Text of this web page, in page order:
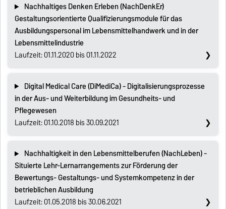
Nachhaltiges Denken Erleben (NachDenkEr)
Gestaltungsorientierte Qualifizierungsmodule für das
Ausbildungspersonal im Lebensmittelhandwerk und in der
Lebensmittelindustrie
Laufzeit: 01.11.2020 bis 01.11.2022
Digital Medical Care (DiMediCa) - Digitalisierungsprozesse
in der Aus- und Weiterbildung im Gesundheits- und
Pflegewesen
Laufzeit: 01.10.2018 bis 30.09.2021
Nachhaltigkeit in den Lebensmittelberufen (NachLeben) -
Situierte Lehr-Lernarrangements zur Förderung der
Bewertungs- Gestaltungs- und Systemkompetenz in der
betrieblichen Ausbildung
Laufzeit: 01.05.2018 bis 30.06.2021